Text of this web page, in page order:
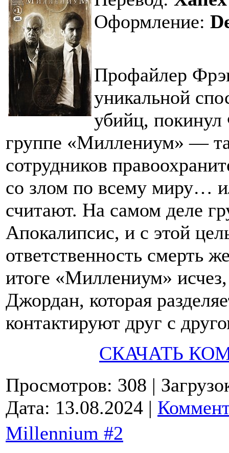
Оформление:
Профайлер
уникальной
убийц,
группе «Миллениум» —
сотрудников
со злом по всему миру…
считают. На самом деле
Апокалипсис, и с этой
ответственность смерть
итоге «Миллениум»
Джордан, которая
контактируют друг с
СКАЧАТЬ
Просмотров: 308 |
Дата: 13.08.2024 |
Millennium #2